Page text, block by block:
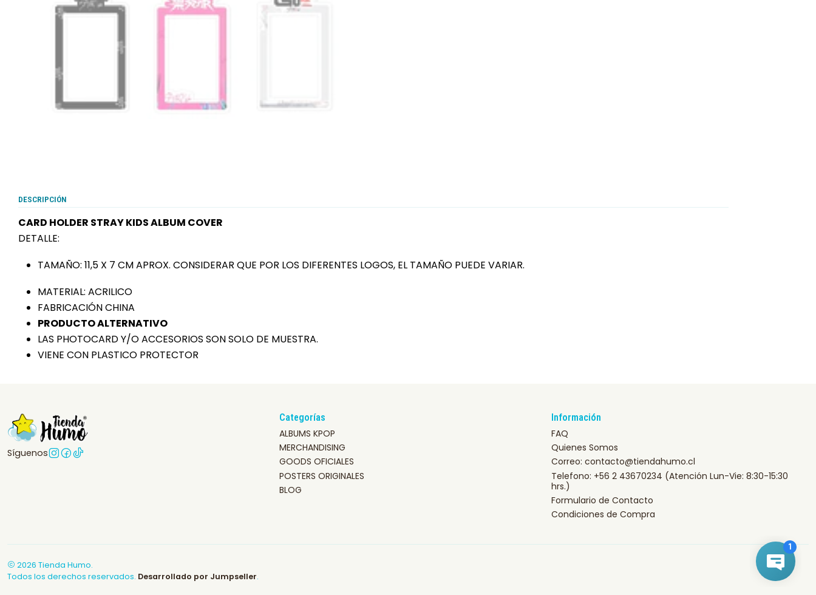
DESCRIPCIÓN
CARD HOLDER STRAY KIDS ALBUM COVER
DETALLE:
TAMAÑO: 11,5 X 7 CM APROX. CONSIDERAR QUE POR LOS DIFERENTES LOGOS, EL TAMAÑO PUEDE VARIAR.
MATERIAL: ACRILICO
FABRICACIÓN CHINA
PRODUCTO ALTERNATIVO
LAS PHOTOCARD Y/O ACCESORIOS SON SOLO DE MUESTRA.
VIENE CON PLASTICO PROTECTOR
Síguenos
Categorías
ALBUMS KPOP
MERCHANDISING
GOODS OFICIALES
POSTERS ORIGINALES
BLOG
Información
FAQ
Quienes Somos
Correo: contacto@tiendahumo.cl
Telefono: +56 2 43670234 (Atención Lun-Vie: 8:30-15:30
hrs.)
Formulario de Contacto
Condiciones de Compra
2026 Tienda Humo.
Todos los derechos reservados. Desarrollado por Jumpseller.